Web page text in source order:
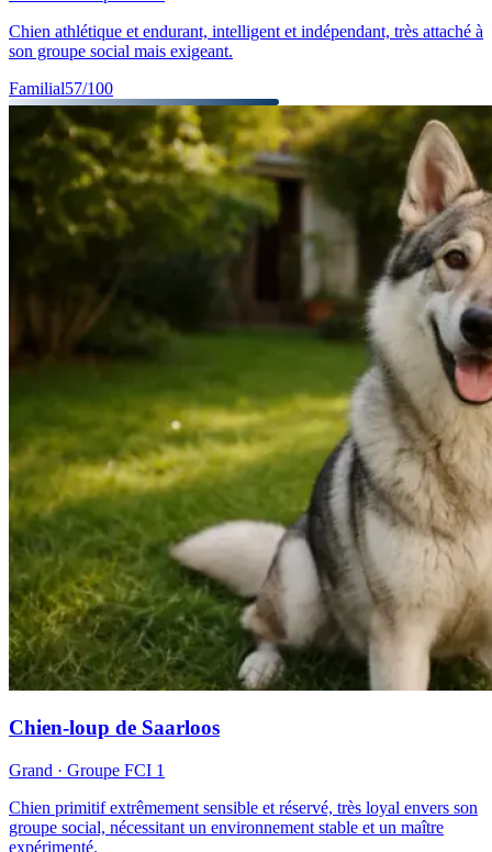
Chien athlétique et endurant, intelligent et indépendant, très attaché à
son groupe social mais exigeant.
Familial57/100
Chien-loup de Saarloos
Grand · Groupe FCI 1
Chien primitif extrêmement sensible et réservé, très loyal envers son
groupe social, nécessitant un environnement stable et un maître
expérimenté.